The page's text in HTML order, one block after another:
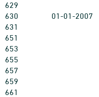
629
630
01-01-2007
631
651
653
655
657
659
661